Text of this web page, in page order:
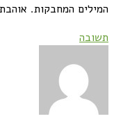
המילים המחבקות.
תשובה